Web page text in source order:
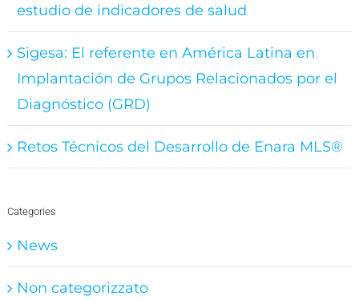
estudio de indicadores de salud
Sigesa: El referente en América Latina en
Implantación de Grupos Relacionados por el
Diagnóstico (GRD)
Retos Técnicos del Desarrollo de Enara MLS®
Categories
News
Non categorizzato